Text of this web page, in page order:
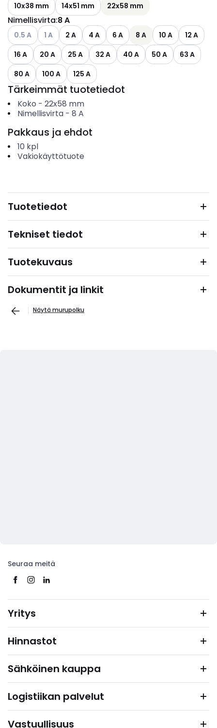
10x38 mm 14x51 mm 22x58 mm
Nimellisvirta:8 A
Katso käytettävissä olevat vaihtoehdot
0.5 A Katso käytettävissä olevat vaihtoehdot
1 A 2 A 4 A 6 A 8 A 10 A
12 A
16 A
20 A 25 A 32 A 40 A 50 A
63 A
80 A
100 A 125 A
Tärkeimmät tuotetiedot
Koko - 22x58 mm
Nimellisvirta- 8 A
Pakkaus ja ehdot
10 kpl
Vakiokäyttötuote
Tuotetiedot
Tekniset tiedot
Tuotekuvaus
Dokumentit ja linkit
Näytä murupolku
Seuraa meitä
Yritys
Hinnastot
Sähköinen kauppa
Logistiikan palvelut
Vastuullisuus